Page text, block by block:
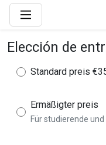
Elección de
Standard preis
Ermäßigter preis
Für studierende